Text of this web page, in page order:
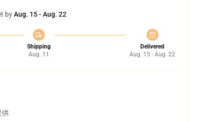
byAug. 15 - Aug. 22
Shipping
Aug. 11
Delivered
Aug. 15 - Aug. 22
供